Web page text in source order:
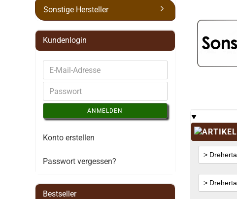
Sonstige Hersteller
Kundenlogin
ANMELDEN
Konto erstellen
Passwort vergessen?
Bestseller